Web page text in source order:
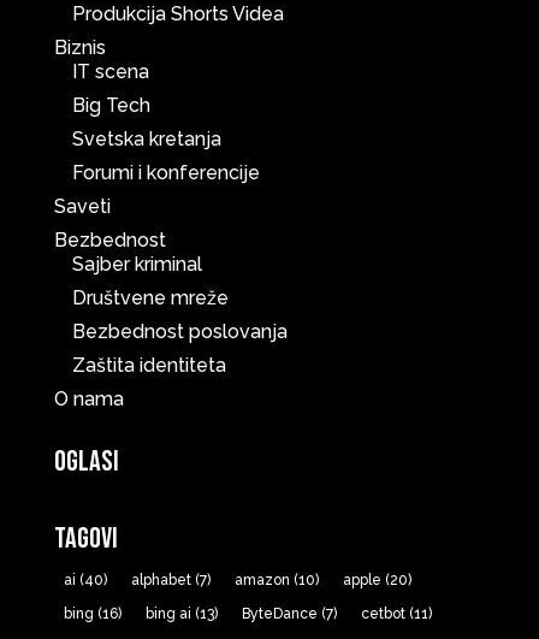
Produkcija Shorts Videa
Biznis
IT scena
Big Tech
Svetska kretanja
Forumi i konferencije
Saveti
Bezbednost
Sajber kriminal
Društvene mreže
Bezbednost poslovanja
Zaštita identiteta
O nama
Oglasi
Tagovi
ai (40) alphabet(7) amazon (10) apple (20)
bing (16) bing ai (13) ByteDance (7) cetbot(11)